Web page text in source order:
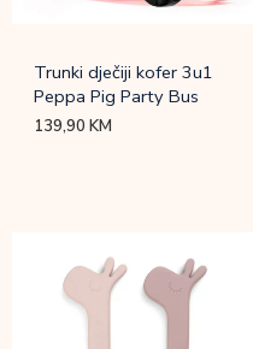
Trunki dječiji kofer 3u1
Peppa Pig Party Bus
139,90KM